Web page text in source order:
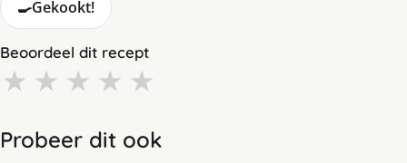
🍳Gekookt!
Beoordeel dit recept
★ ★ ★ ★ ★
Probeer dit ook